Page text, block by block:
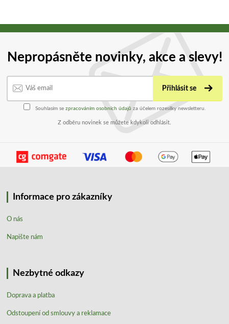
Nepropásněte novinky, akce a slevy!
Přihlásit se
Souhlasím se zpracováním osobních údajů za účelem rozesílky newsletteru.
Z odběru novinek se můžete kdykoli odhlásit.
Informace pro zákazníky
O nás
Napište nám
Nezbytné odkazy
Doprava a platba
Odstoupení od smlouvy a reklamace